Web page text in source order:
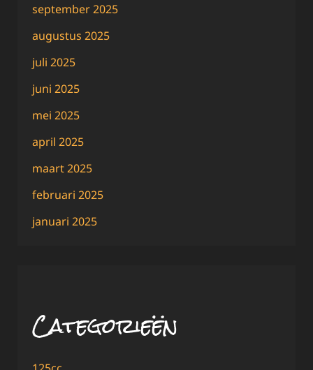
september 2025
augustus 2025
juli 2025
juni 2025
mei 2025
april 2025
maart 2025
februari 2025
januari 2025
Categorieën